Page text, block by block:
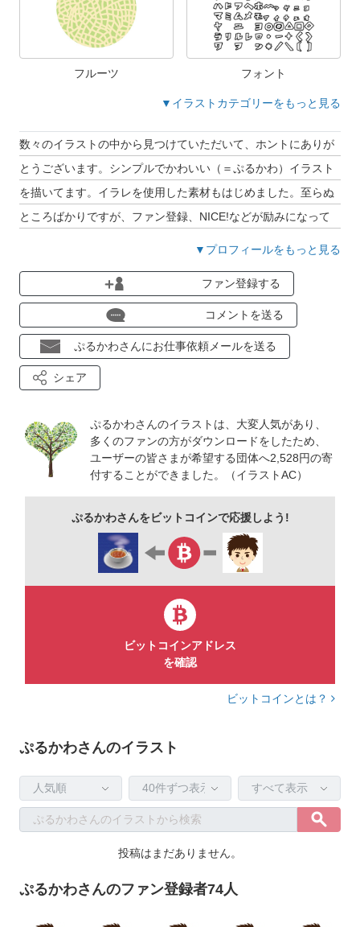
フルーツ フォント
▼イラストカテゴリーをもっと見る
数々のイラストの中から見つけていただいて、ホントにありが
とうございます。シンプルでかわいい（＝ぷるかわ）イラスト
を描いてます。イラレを使用した素材もはじめました。至らぬ
ところばかりですが、ファン登録、NICE!などが励みになって
▼プロフィールをもっと見る
ファン登録する
コメントを送る
ぷるかわさんにお仕事依頼メールを送る
シェア
ぷるかわさんのイラストは、大変人気があり、
多くのファンの方がダウンロードをしたため、
ユーザーの皆さまが希望する団体へ2,528円の寄
付することができました。（イラストAC）
ぷるかわさんをビットコインで応援しよう!
ビットコインアドレス
を確認
ビットコインとは？
ぷるかわさんのイラスト
投稿はまだありません。
ぷるかわさんのファン登録者74人